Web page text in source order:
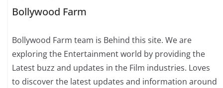
Bollywood Farm
Bollywood Farm team is Behind this site. We are
exploring the Entertainment world by providing the
Latest buzz and updates in the Film industries. Loves
to discover the latest updates and information around